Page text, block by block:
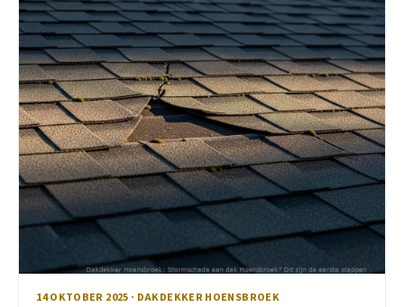
14 OKTOBER 2025 · DAKDEKKER HOENSBROEK